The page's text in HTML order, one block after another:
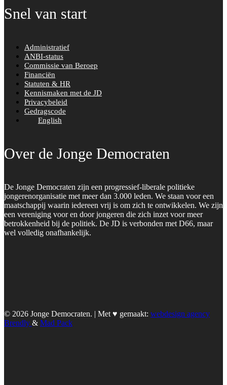
Snel van start
Administratief
ANBI-status
Commissie van Beroep
Financiën
Statuten & HR
Kennismaken met de JD
Privacybeleid
Gedragscode
English
Over de Jonge Democraten
De Jonge Democraten zijn een progressief-liberale politieke
jongerenorganisatie met meer dan 3.000 leden. We staan voor een
maatschappij waarin iedereen vrij is om zich te ontwikkelen. We zijn
een vereniging voor en door jongeren die zich inzet voor meer
betrokkenheid bij de politiek. De JD is verbonden met D66, maar
wel volledig onafhankelijk.
© 2026 Jonge Democraten. | Met ♥︎ gemaakt: webdesign agency
Brendly & Mad Pack